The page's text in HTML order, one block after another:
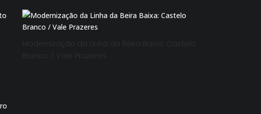
Modernização da Linha da Beira Baixa: Castelo
Branco / Vale Prazeres